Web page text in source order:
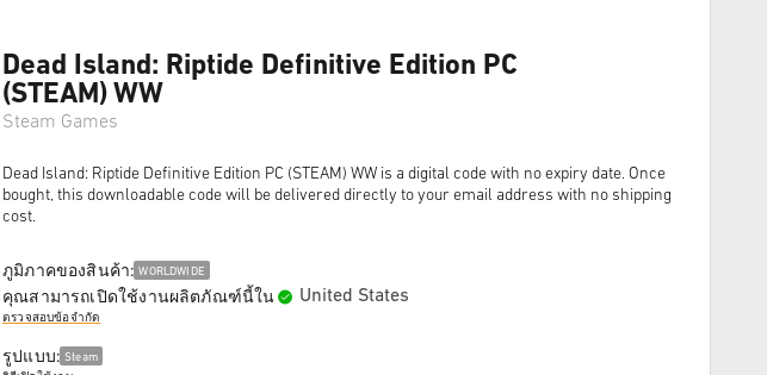
Dead Island: Riptide Definitive Edition PC
(STEAM) WW
Steam Games
Dead Island: Riptide Definitive Edition PC (STEAM) WW is a digital code with no expiry date. Once
bought, this downloadable code will be delivered directly to your email address with no shipping
cost.
ภูมิภาคของสินค้า: WORLDWIDE
คุณสามารถเปิดใช้งานผลิตภัณฑ์นี้ใน United States
ตรวจสอบข้อจำกัด
รูปแบบ: Steam